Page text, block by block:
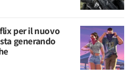
per il nuovo
generando